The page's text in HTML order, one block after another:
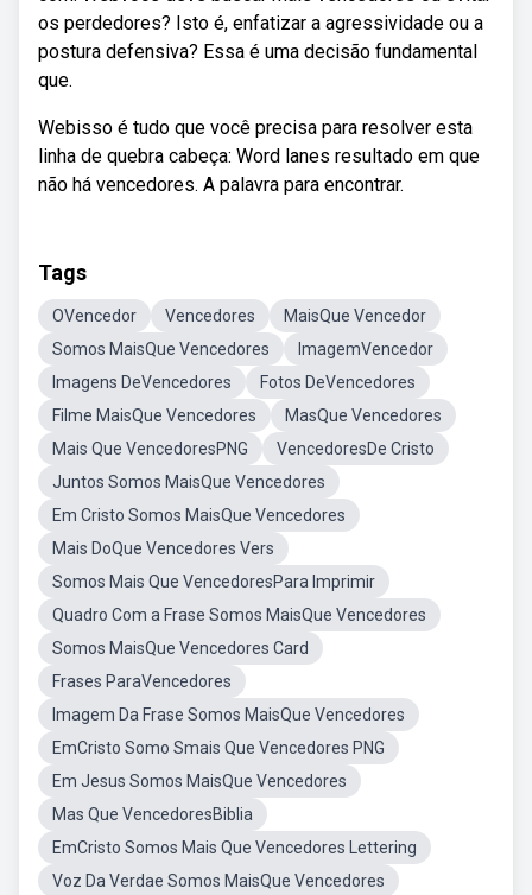
os perdedores? Isto é, enfatizar a agressividade ou a
postura defensiva? Essa é uma decisão fundamental
que.
Webisso é tudo que você precisa para resolver esta
linha de quebra cabeça: Word lanes resultado em que
não há vencedores. A palavra para encontrar.
Tags
OVencedor Vencedores
MaisQue Vencedor
Somos MaisQue Vencedores
ImagemVencedor
Imagens DeVencedores
Fotos DeVencedores
Filme MaisQue Vencedores
MasQue Vencedores
Mais Que VencedoresPNG
VencedoresDe Cristo
Juntos Somos MaisQue Vencedores
Em Cristo Somos MaisQue Vencedores
Mais DoQue Vencedores Vers
Somos Mais Que VencedoresPara Imprimir
Quadro Com a Frase Somos MaisQue Vencedores
Somos MaisQue Vencedores Card
Frases ParaVencedores
Imagem Da Frase Somos MaisQue Vencedores
EmCristo Somo Smais Que Vencedores PNG
Em Jesus Somos MaisQue Vencedores
Mas Que VencedoresBiblia
EmCristo Somos Mais Que Vencedores Lettering
Voz Da Verdae Somos MaisQue Vencedores